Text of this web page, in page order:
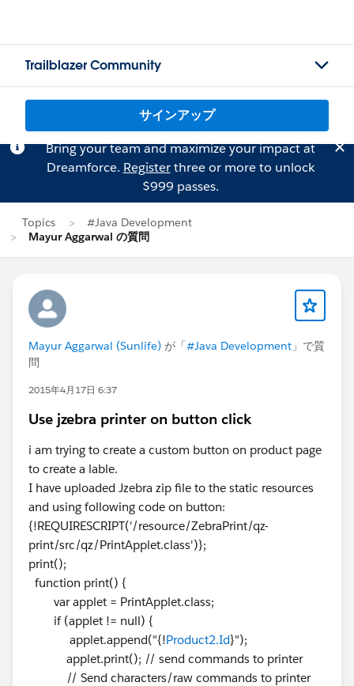
Trailblazer Community
サインアップ
Bring your team and maximize your impact at
Dreamforce. Registerthree or more to unlock
$999 passes.
Topics
#Java Development
Mayur Aggarwal の質問
Mayur Aggarwal (Sunlife) が「#Java Development 」で質
問
2015年4月17日 6:37
Use jzebra printer on button click
i am trying to create a custom button on product page
to create a lable.
I have uploaded Jzebra zip file to the static resources
and using following code on button:
{!REQUIRESCRIPT('/resource/ZebraPrint/qz-
print/src/qz/PrintApplet.class')};
print();
function print() {
var applet = PrintApplet.class;
if (applet != null) {
applet.append("{!Product2.Id}");
applet.print(); // send commands to printer
// Send characters/raw commands to printer